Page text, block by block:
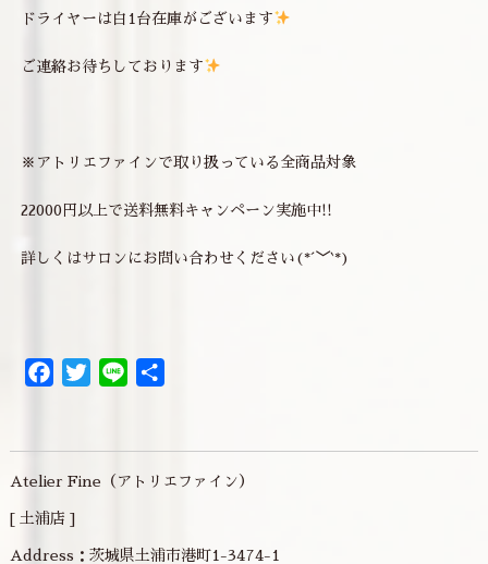
ドライヤーは白1台在庫がございます
ご連絡お待ちしております
※アトリエファインで取り扱っている全商品対象
22000円以上で送料無料キャンペーン実施中!!
詳しくはサロンにお問い合わせください(*´﹀`*)
Facebook
Twitter
Line
Atelier Fine（アトリエファイン）
[ 土浦店 ]
Address：茨城県土浦市港町1-3474-1